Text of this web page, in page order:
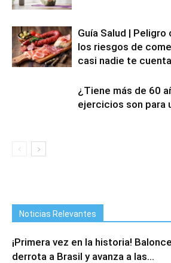
Guía Salud |
los riesgos de
casi nadie te cuenta
¿Tiene más de 60
ejercicios son para
Noticias Relevantes
¡Primera vez en la historia!
derrota a Brasil y avanza a las...